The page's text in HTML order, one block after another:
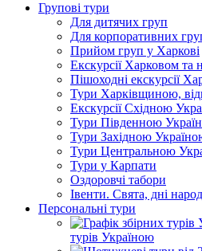
Групові тури
Для дитячих груп
Для корпоративних
Прийом груп у Харкові
Екскурсії Харковом та
Пішоходні екскурсії
Тури Харківщиною,
Екскурсії Східною
Тури Південною
Тури Західною
Тури Центральною
Тури у Карпати
Оздоровчі табори
Івенти. Свята, дні
Персональні тури
турів Україною